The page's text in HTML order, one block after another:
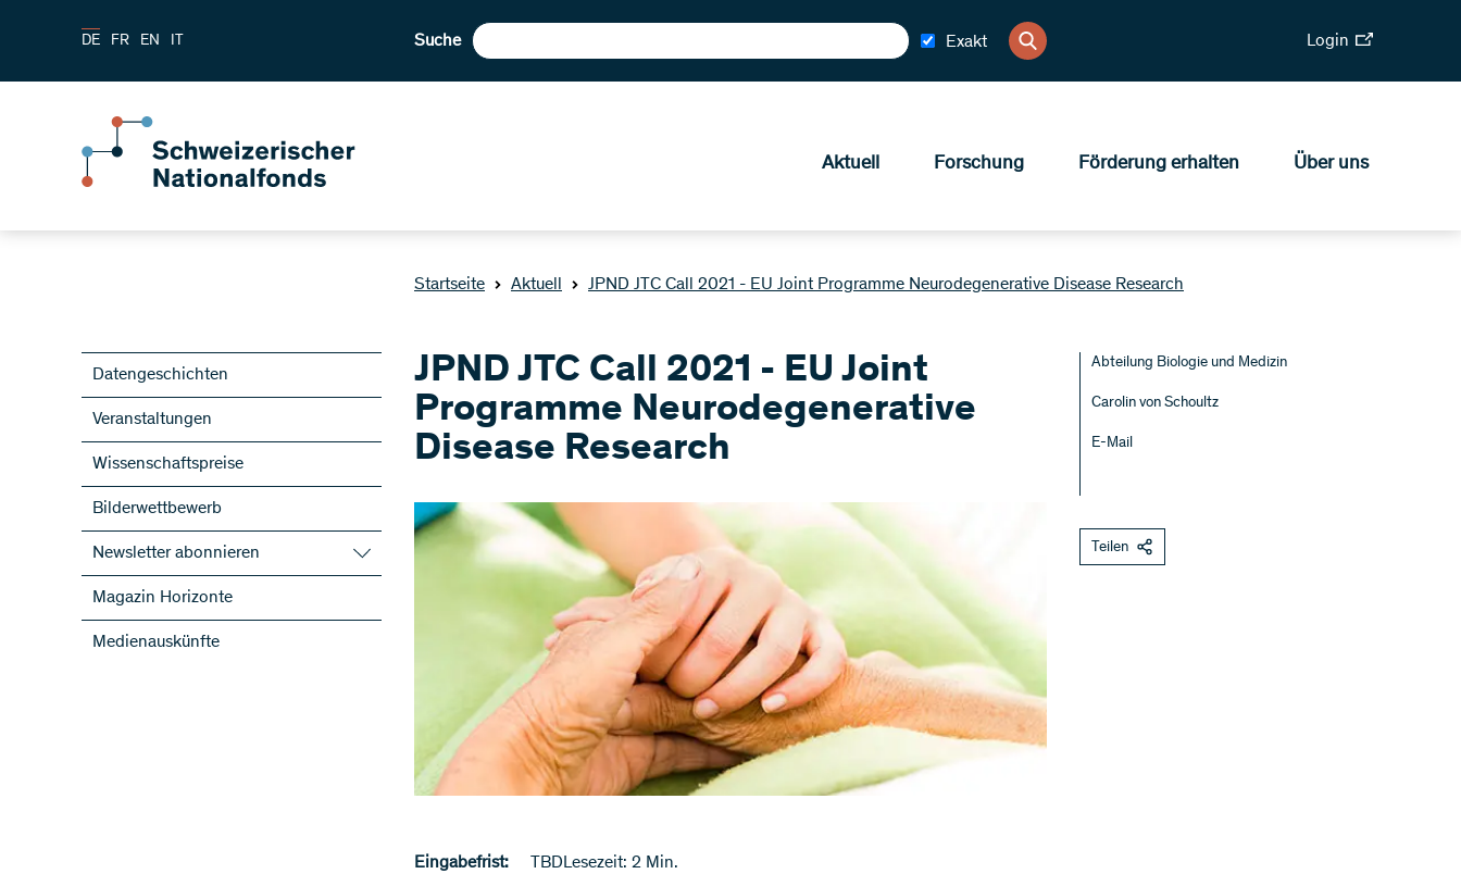
DE FR EN IT Suche Exakt Login
Aktuell Forschung Förderung erhalten Über uns
Startseite Aktuell JPND JTC Call 2021 - EU Joint Programme Neurodegenerative Disease Research
Datengeschichten
Veranstaltungen
Wissenschaftspreise
Bilderwettbewerb
Newsletter abonnieren
SNF-Newsletter abonnieren
Newsletter der NFP abonnieren
ScienceGeist
Magazin Horizonte
Medienauskünfte
JPND JTC Call 2021 - EU Joint
Programme Neurodegenerative
Disease Research
Eingabefrist: TBDLesezeit: 2 Min.
Abteilung Biologie und Medizin
Carolin von Schoultz
E-Mail
Teilen